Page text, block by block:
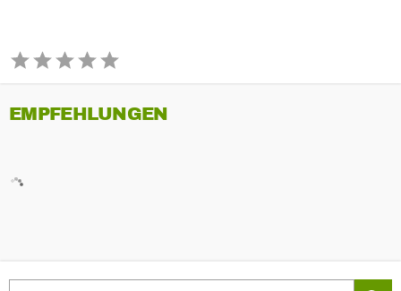
EMPFEHLUNGEN